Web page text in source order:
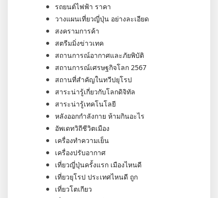
รถยนต์ไฟฟ้า ราคา
วางแผนเที่ยวญี่ปุ่น อย่างละเอียด
สงครามการค้า
สตรีมมิ่งข่าวเทค
สถานการณ์อากาศและภัยพิบัติ
สถานการณ์เศรษฐกิจโลก 2567
สถานที่สำคัญในทวีปยุโรป
สาระน่ารู้เกี่ยวกับโลกดิจิทัล
สาระน่ารู้เทคโนโลยี
หลังออกกําลังกาย ห้ามกินอะไร
อัพเดทวิถีชีวิตเมือง
เครื่องทำความเย็น
เครื่องปรับอากาศ
เที่ยวญี่ปุ่นครั้งแรก เมืองไหนดี
เที่ยวยุโรป ประเทศไหนดี ถูก
เที่ยวโตเกียว